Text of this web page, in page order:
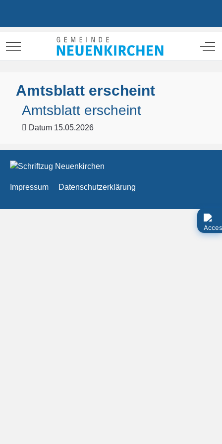
Mobile Menu Toggle Off-
Amtsblatt erscheint
Amtsblatt erscheint
Datum 15.05.2026
Impressum Datenschutzerklärung